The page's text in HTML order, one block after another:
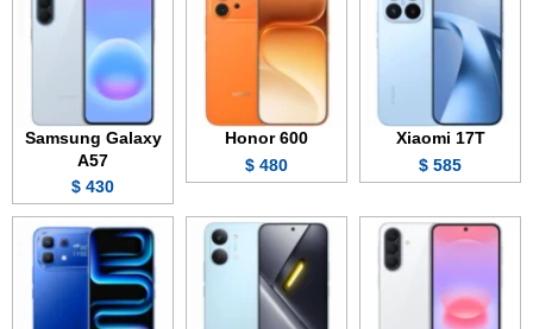
Xiaomi 17T
585 $
Honor 600
480 $
Samsung Galaxy
A57
430 $